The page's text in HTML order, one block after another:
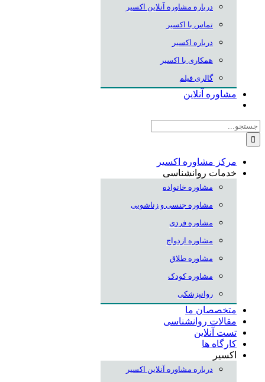
درباره مشاوره آنلاین اکسیر
تماس با اکسیر
درباره اکسیر
همکاری با اکسیر
گالری فیلم
مشاوره آنلاین
جستجو
برای:
مرکز مشاوره اکسیر
خدمات روانشناسی
مشاوره خانواده
مشاوره جنسی و زناشویی
مشاوره فردی
مشاوره ازدواج
مشاوره طلاق
مشاوره کودک
روانپزشکی
متخصصان ما
مقالات روانشناسی
تست آنلاین
کارگاه ها
اکسیر
درباره مشاوره آنلاین اکسیر